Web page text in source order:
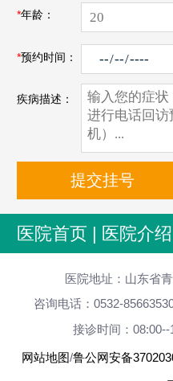
*年龄：
*预约时间：
疾病描述：
医院首页 | 医院介绍
医院地址：山东省
咨询电话：0532-
接诊时间：08:00--
网站地图/鲁公网安备